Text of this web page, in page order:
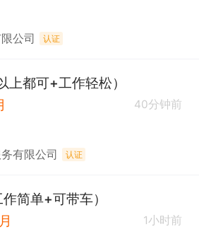
公司 认证
上都可+工作轻松）
40分钟前
有限公司 认证
简单+可带车）
1小时前